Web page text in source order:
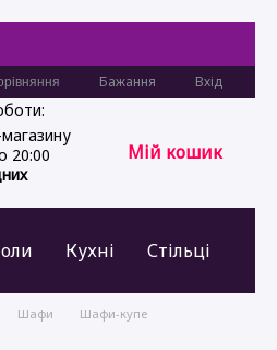
Бажання Вхід
20:00
Мій кошик
Кухні Стільці
Шафи
Шафи-купе